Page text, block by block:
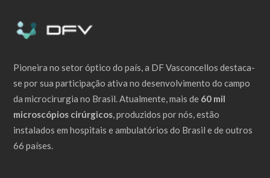
Pioneira no setor óptico do país, a DF Vasconcellos destaca-
se por sua participação ativa no desenvolvimento do campo
da microcirurgia no Brasil. Atualmente, mais de 60 mil
microscópios cirúrgicos, produzidos por nós, estão
instalados em hospitais e ambulatórios do Brasil e de outros
66 países.